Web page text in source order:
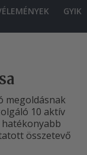
GYIK
megoldásnak
10 aktív
összetevő